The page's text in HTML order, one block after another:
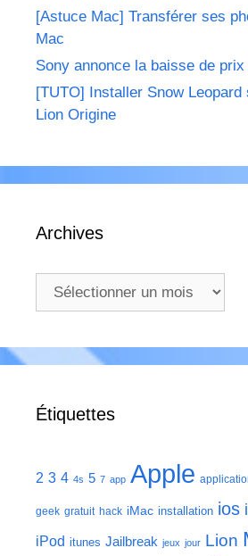
[Astuce Mac] Transférer ses
Mac
Sony annonce la baisse de
[TUTO] Installer Snow
Lion Origine
Archives
Archives
Étiquettes
2 3 4 4s 5 7 app Apple
geek gratuit hack iMac installation ios
iPod itunes Jailbreak jeux jour Lion